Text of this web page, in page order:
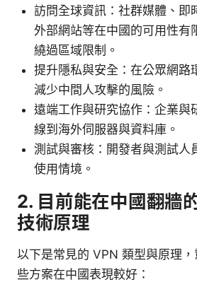
訪問全球資訊：社群媒體、即
外部網站等在中國的可用性有
繞過區域限制。
提升隱私與安全：在公眾網路
減少中間人攻擊的風險。
遠端工作與研究協作：企業與
線到海外伺服器與資料庫。
測試與審核：開發者與測試人
使用情境。
2. 目前能在中國翻牆
技術原理
以下是常見的 VPN 類型與原理
些方案在中國表現較好：